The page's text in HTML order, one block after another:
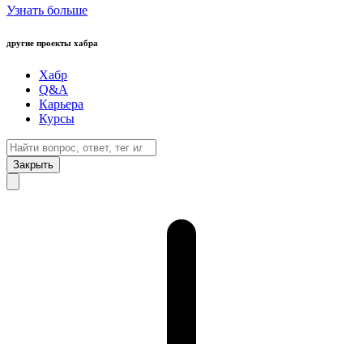
Узнать больше
другие проекты хабра
Хабр
Q&A
Карьера
Курсы
Закрыть